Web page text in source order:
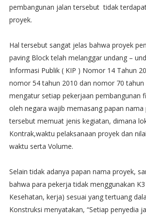
pembangunan jalan tersebut tidak
proyek.
Hal tersebut sangat jelas bahwa proyek
paving Block telah melanggar undang –
Informasi Publik ( KIP ) Nomor 14 Tahun
nomor 54 tahun 2010 dan nomor 70 tahun
mengatur setiap pekerjaan pembangunan
oleh negara wajib memasang papan nama
tersebut memuat jenis kegiatan, dimana
Kontrak,waktu pelaksanaan proyek dan
waktu serta Volume.
Selain tidak adanya papan nama proyek,
bahwa para pekerja tidak menggunakan
Kesehatan, kerja) sesuai yang tertuang
Konstruksi menyatakan, “Setiap penyedia